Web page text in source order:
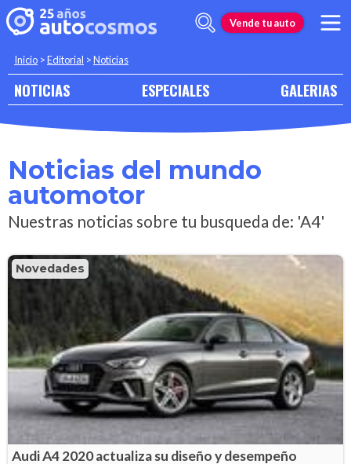
Vende tu auto
Inicio >Editorial >Noticias
NOTICIAS ESPECIALES GALERIAS
Noticias del mundo
automotor
Nuestras noticias sobre tu busqueda de: 'A4'
Novedades
Audi A4 2020 actualiza su diseño y desempeño